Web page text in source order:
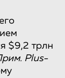
$9,2 трлн
Plus-